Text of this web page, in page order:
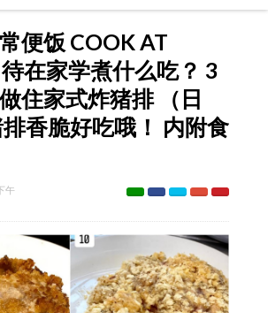
便饭 COOK AT
在家学煮什么吃？ 3
住家式炸猪排 （日
香脆好吃哦！ 内附食
午